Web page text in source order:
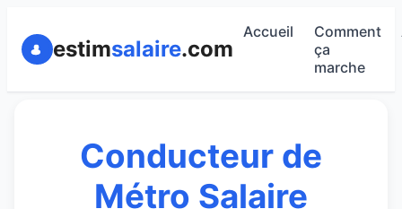
estimsalaire.com
Accueil
Comment
ça
marche
Conducteur de
Métro Salaire